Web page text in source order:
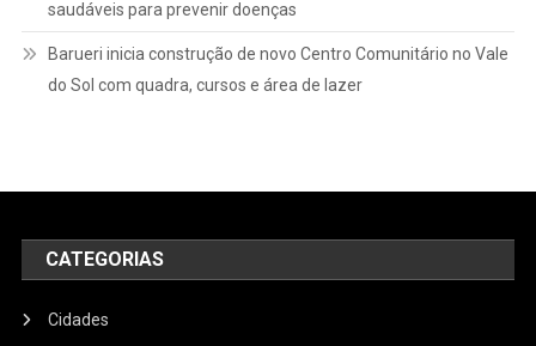
saudáveis para prevenir doenças
Barueri inicia construção de novo Centro Comunitário no Vale
do Sol com quadra, cursos e área de lazer
CATEGORIAS
Cidades